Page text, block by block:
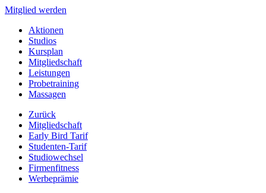
Mitglied werden
Aktionen
Studios
Kursplan
Mitgliedschaft
Leistungen
Probetraining
Massagen
Zurück
Mitgliedschaft
Early Bird Tarif
Studenten-Tarif
Studiowechsel
Firmenfitness
Werbeprämie